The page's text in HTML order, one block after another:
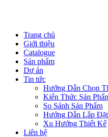
Trang chủ
Giới thiệu
Catalogue
Sản phẩm
Dự án
Tin tức
Hướng Dẫn Chọn
Kiến Thức Sản
So Sánh Sản Phẩm
Hướng Dẫn Lắp
Xu Hướng Thiết Kế
Liên hệ